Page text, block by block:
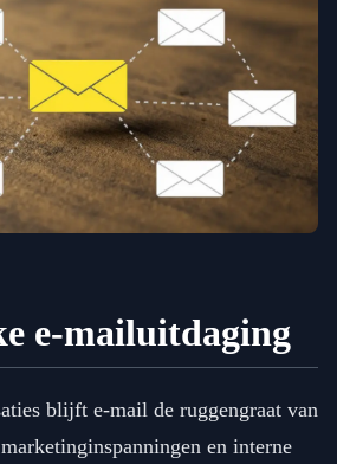
e-mailuitdaging
blijft e-mail de ruggengraat van
en interne